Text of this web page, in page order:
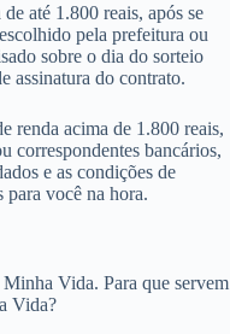
até 1.800 reais, após se
pela prefeitura ou
sobre o dia do sorteio
assinatura do contrato.
renda acima de 1.800 reais,
correspondentes bancários,
e as condições de
para você na hora.
Vida. Para que servem
Vida?